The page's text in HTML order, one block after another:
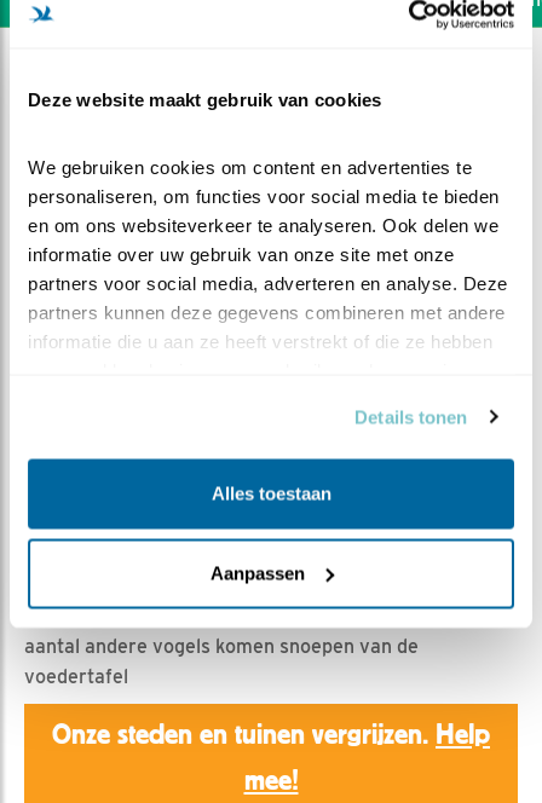
Deze website maakt gebruik van cookies
We gebruiken cookies om content en advertenties te
personaliseren, om functies voor social media te bieden
en om ons websiteverkeer te analyseren. Ook delen we
informatie over uw gebruik van onze site met onze
partners voor social media, adverteren en analyse. Deze
partners kunnen deze gegevens combineren met andere
informatie die u aan ze heeft verstrekt of die ze hebben
Details tonen
Alles toestaan
Aanpassen
Gezellige drukte
Nella | Geplaatst op 15 augustus 2019, 8:59 |
Vind ik
Bewaar dit filmpje|
1116x
Naast koolmeesjes en mussen zijn er ook weer een
aantal andere vogels komen snoepen van de
voedertafel
Onze steden en tuinen vergrijzen. Help
mee!